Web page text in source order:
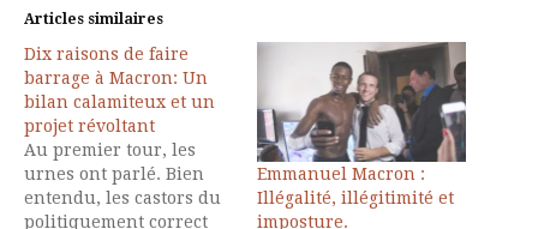
Articles similaires
Dix raisons de faire
barrage à Macron: Un
bilan calamiteux et un
projet révoltant
Au premier tour, les
urnes ont parlé. Bien
entendu, les castors du
politiquement correct
Emmanuel Macron :
Illégalité, illégitimité et
imposture.